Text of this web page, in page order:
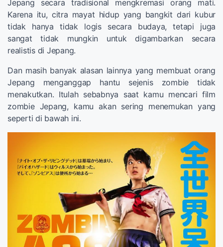
Jepang secara tradisional mengkremasi orang mati.
Karena itu, citra mayat hidup yang bangkit dari kubur
tidak hanya tidak logis secara budaya, tetapi juga
sangat tidak mungkin untuk digambarkan secara
realistis di Jepang.
Dan masih banyak alasan lainnya yang membuat orang
Jepang menganggap hantu sejenis zombie tidak
menakutkan. Itulah sebabnya saat kamu mencari film
zombie Jepang, kamu akan sering menemukan yang
seperti di bawah ini.